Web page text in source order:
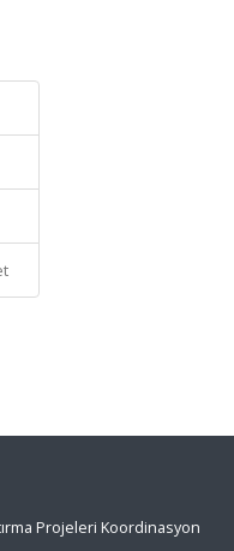
Projeleri Koordinasyon